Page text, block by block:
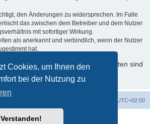
Cookies, um Ihnen den
bei der Nutzung zu
Verstanden!
den Änderungen zu widersprechen. Im Falle
das zwischen dem Betreiber und dem Nutzer
mit sofortiger Wirkung.
als anerkannt und verbindlich, wenn der Nutzer
hat.
Umgang mit Ihren persönlichen Daten sind
enthalten.
UTC+02:00
phpBB® Forum Software © phpBB Limited